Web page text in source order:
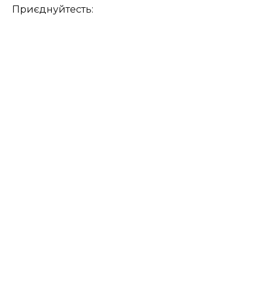
Приєднуйтесть: